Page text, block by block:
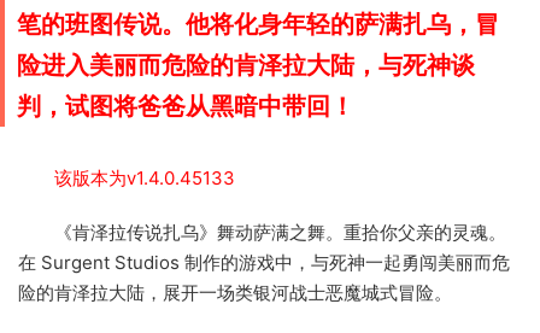
笔的班图传说。他将化身年轻的萨满扎乌，冒
险进入美丽而危险的肯泽拉大陆，与死神谈
判，试图将爸爸从黑暗中带回！
该版本为v1.4.0.45133
《肯泽拉传说扎乌》舞动萨满之舞。重拾你父亲的灵魂。
在 Surgent Studios 制作的游戏中，与死神一起勇闯美丽而危
险的肯泽拉大陆，展开一场类银河战士恶魔城式冒险。